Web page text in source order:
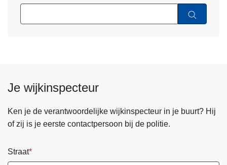
Je wijkinspecteur
Ken je de verantwoordelijke wijkinspecteur in je buurt? Hij
of zij is je eerste contactpersoon bij de politie.
Straat